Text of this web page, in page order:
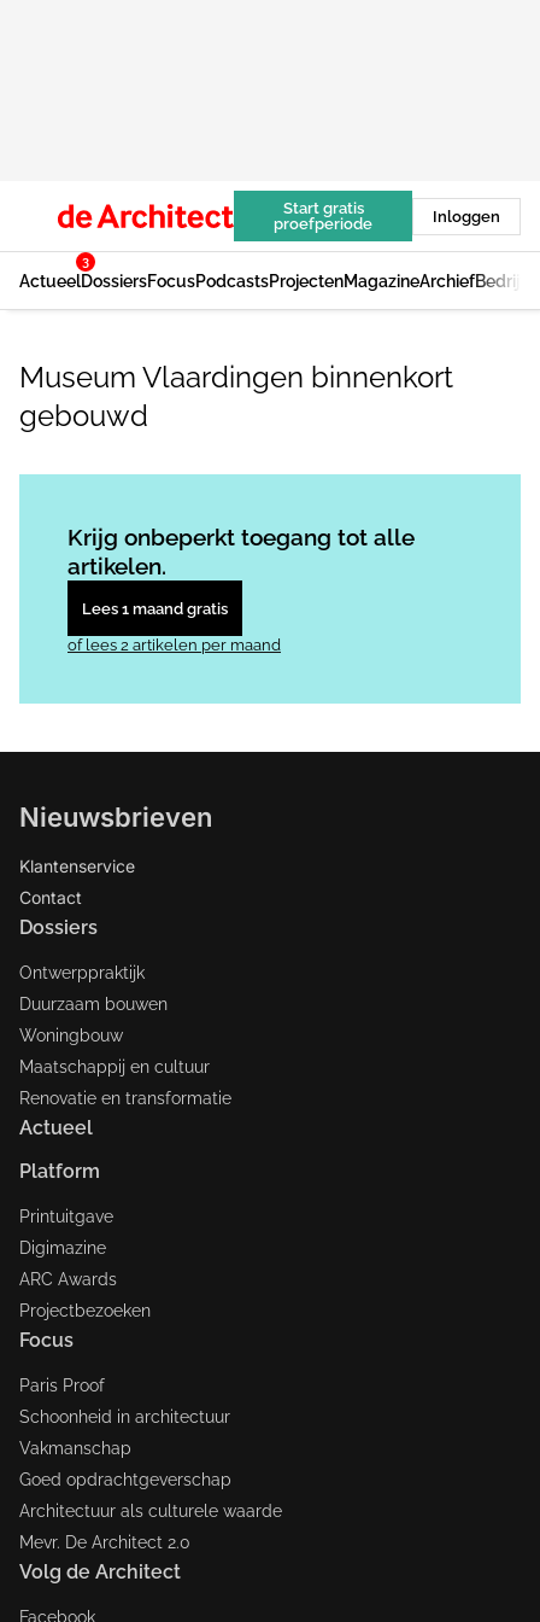
Start gratis
proefperiode
Inloggen
Actueel
3
DossiersFocusPodcastsProjectenMagazineArchief
Museum Vlaardingen binnenkort
gebouwd
Krijg onbeperkt toegang tot alle
artikelen.
Lees 1 maand gratis
of lees 2 artikelen per maand
Nieuwsbrieven
Klantenservice
Contact
Dossiers
Ontwerppraktijk
Duurzaam bouwen
Woningbouw
Maatschappij en cultuur
Renovatie en transformatie
Actueel
Platform
Printuitgave
Digimazine
ARC Awards
Projectbezoeken
Focus
Paris Proof
Schoonheid in architectuur
Vakmanschap
Goed opdrachtgeverschap
Architectuur als culturele waarde
Mevr. De Architect 2.0
Volg de Architect
Facebook